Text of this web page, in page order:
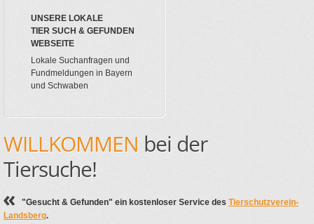
UNSERE LOKALE
TIER SUCH & GEFUNDEN
WEBSEITE
Lokale Suchanfragen und
Fundmeldungen in Bayern
und Schwaben
WILLKOMMEN bei der
Tiersuche!
"Gesucht & Gefunden" ein kostenloser Service des Tierschutzverein-
Landsberg.